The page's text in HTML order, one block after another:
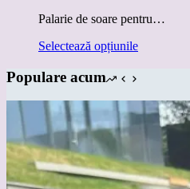
Palarie de soare pentru…
Selectează opțiunileAcest
multe
variații.
Opțiunile
fi
alese
Populare acum